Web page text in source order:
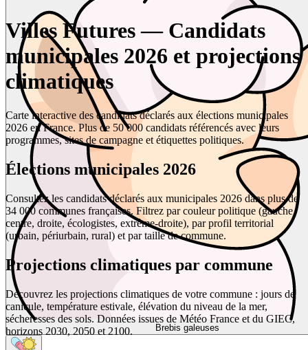
Brebis galeuses
Villes Futures — Candidats
municipales 2026 et projections
climatiques
Carte interactive des candidats déclarés aux élections municipales
2026 en France. Plus de 50 000 candidats référencés avec leurs
programmes, sites de campagne et étiquettes politiques.
Élections municipales 2026
Consultez les candidats déclarés aux municipales 2026 dans plus de
34 000 communes françaises. Filtrez par couleur politique (gauche,
centre, droite, écologistes, extrême-droite), par profil territorial
(urbain, périurbain, rural) et par taille de commune.
Projections climatiques par commune
Découvrez les projections climatiques de votre commune : jours de
canicule, température estivale, élévation du niveau de la mer,
sécheresses des sols. Données issues de Météo France et du GIEC,
horizons 2030, 2050 et 2100.